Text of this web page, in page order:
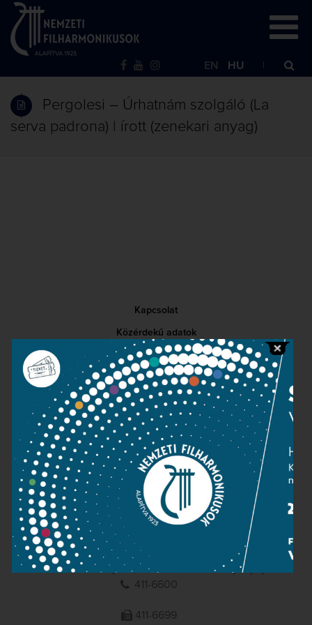
EN HU
Pergolesi – Úrhatnám szolgáló (La
serva padrona) | írott (zenekari anyag)
Kapcsolat
Közérdekű adatok
Sajtószoba
Adatvédelem
Impresszum
NEMZETI
FILHARMONIKUSOK
1095 Budapest, Komor Marcell u. 1. (Müpa)
411-6600
411-6699